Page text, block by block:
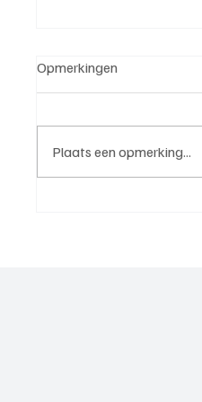
Opmerkingen
Plaats een opmerking...